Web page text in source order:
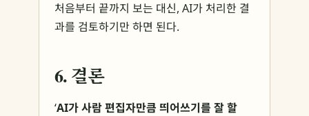
처음부터 끝까지 보는 대신, AI가 처리한 결
과를 검토하기만 하면 된다.
6. 결론
‘AI가 사람 편집자만큼 띄어쓰기를 잘 할